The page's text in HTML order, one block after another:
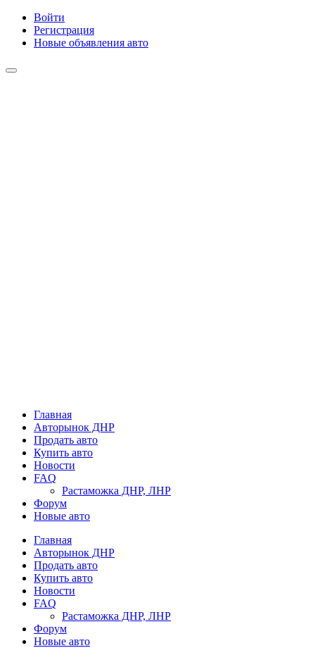
Войти
Регистрация
Новые объявления авто
Главная
Авторынок ДНР
Продать авто
Купить авто
Новости
FAQ
Растаможка ДНР, ЛНР
Форум
Новые авто
Главная
Авторынок ДНР
Продать авто
Купить авто
Новости
FAQ
Растаможка ДНР, ЛНР
Форум
Новые авто